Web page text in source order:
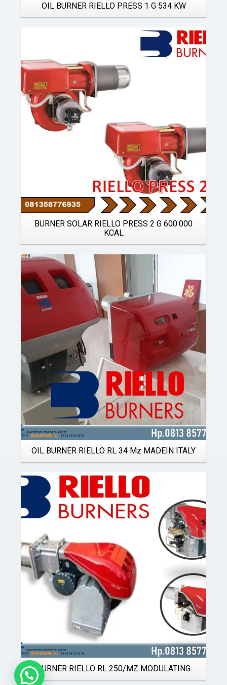
OIL BURNER RIELLO PRESS 1 G 534 KW
Details
BURNER SOLAR RIELLO PRESS 2 G 600.000
KCAL
Details
OIL BURNER RIELLO RL 34 Mz MADEIN ITALY
Details
BURNER RIELLO RL 250/MZ MODULATING